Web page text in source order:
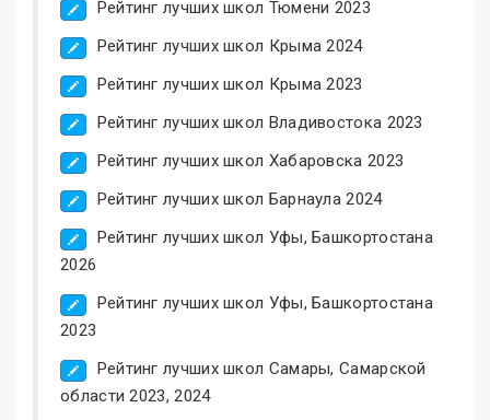
Рейтинг лучших школ Тюмени 2023
Рейтинг лучших школ Крыма 2024
Рейтинг лучших школ Крыма 2023
Рейтинг лучших школ Владивостока 2023
Рейтинг лучших школ Хабаровска 2023
Рейтинг лучших школ Барнаула 2024
Рейтинг лучших школ Уфы, Башкортостана
2026
Рейтинг лучших школ Уфы, Башкортостана
2023
Рейтинг лучших школ Самары, Самарской
области 2023, 2024